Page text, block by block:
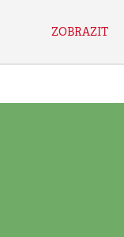
ZOBRAZIT